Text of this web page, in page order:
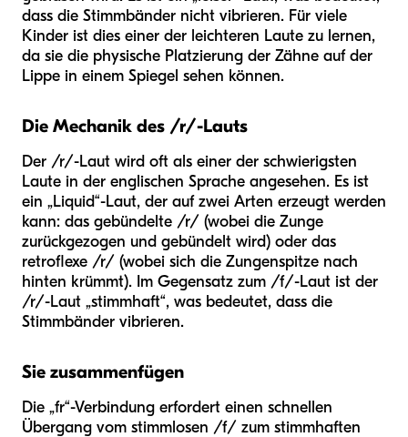
dass die Stimmbänder nicht vibrieren. Für viele
Kinder ist dies einer der leichteren Laute zu lernen,
da sie die physische Platzierung der Zähne auf der
Lippe in einem Spiegel sehen können.
Die Mechanik des /r/-Lauts
Der /r/-Laut wird oft als einer der schwierigsten
Laute in der englischen Sprache angesehen. Es ist
ein „Liquid“-Laut, der auf zwei Arten erzeugt werden
kann: das gebündelte /r/ (wobei die Zunge
zurückgezogen und gebündelt wird) oder das
retroflexe /r/ (wobei sich die Zungenspitze nach
hinten krümmt). Im Gegensatz zum /f/-Laut ist der
/r/-Laut „stimmhaft“, was bedeutet, dass die
Stimmbänder vibrieren.
Sie zusammenfügen
Die „fr“-Verbindung erfordert einen schnellen
Übergang vom stimmlosen /f/ zum stimmhaften